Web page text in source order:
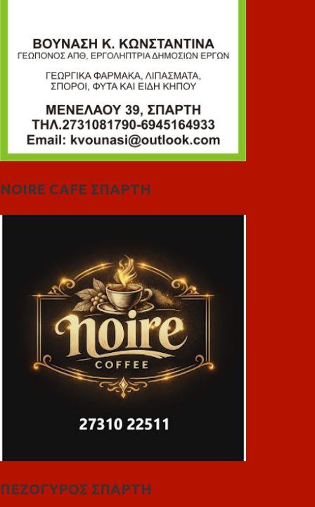
NOIRE CAFE ΣΠΑΡΤΗ
ΠΕΖΟΓΥΡΟΣ ΣΠΑΡΤΗ